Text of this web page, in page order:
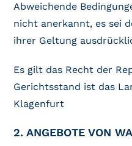
Abweichende
nicht anerkannt, es sei
ihrer Geltung
Es gilt das Recht der
Gerichtsstand ist das
Klagenfurt
2. ANGEBOTE VON